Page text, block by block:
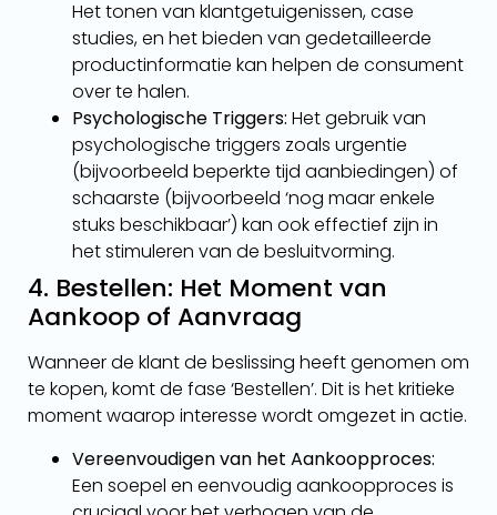
Het tonen van klantgetuigenissen, case
studies, en het bieden van gedetailleerde
productinformatie kan helpen de consument
over te halen.
Psychologische Triggers: Het gebruik van
psychologische triggers zoals urgentie
(bijvoorbeeld beperkte tijd aanbiedingen) of
schaarste (bijvoorbeeld ‘nog maar enkele
stuks beschikbaar’) kan ook effectief zijn in
het stimuleren van de besluitvorming.
4. Bestellen: Het Moment van
Aankoop of Aanvraag
Wanneer de klant de beslissing heeft genomen om
te kopen, komt de fase ‘Bestellen’. Dit is het kritieke
moment waarop interesse wordt omgezet in actie.
Vereenvoudigen van het Aankoopproces:
Een soepel en eenvoudig aankoopproces is